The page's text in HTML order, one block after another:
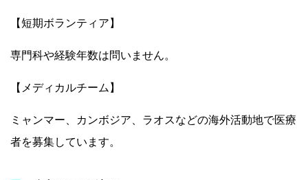
【短期ボランティア】
専門科や経験年数は問いません。
【メディカルチーム】
ミャンマー、カンボジア、ラオスなどの海外活動地で医療
者を募集しています。